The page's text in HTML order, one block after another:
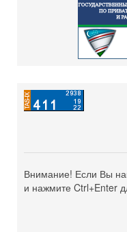
Внимание! Если Вы
и нажмите Ctrl+Enter